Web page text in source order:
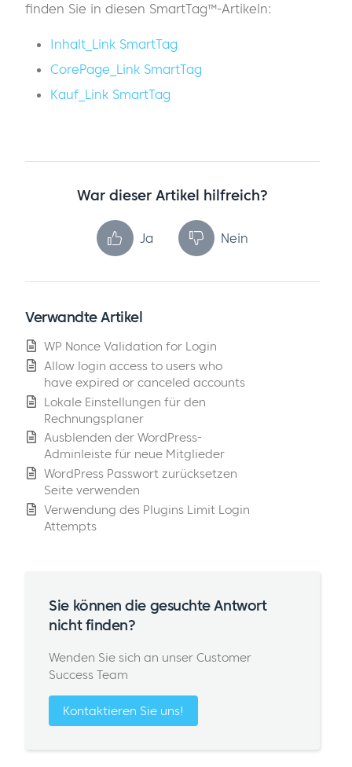
finden Sie in diesen SmartTag™-Artikeln:
Inhalt_Link SmartTag
CorePage_Link SmartTag
Kauf_Link SmartTag
War dieser Artikel hilfreich?
Ja Nein
Verwandte Artikel
WP Nonce Validation for Login
Allow login access to users who
have expired or canceled accounts
Lokale Einstellungen für den
Rechnungsplaner
Ausblenden der WordPress-
Adminleiste für neue Mitglieder
WordPress Passwort zurücksetzen
Seite verwenden
Verwendung des Plugins Limit Login
Attempts
Sie können die gesuchte Antwort
nicht finden?
Wenden Sie sich an unser Customer
Success Team
Kontaktieren Sie uns!